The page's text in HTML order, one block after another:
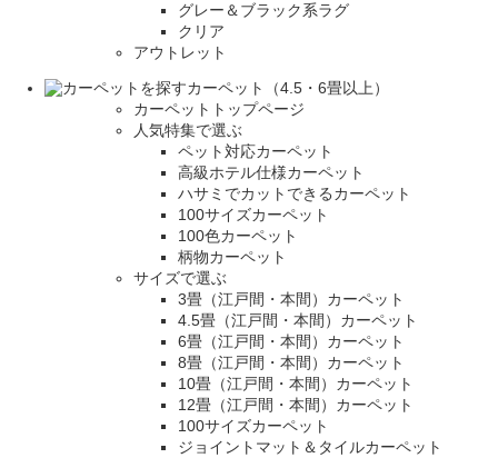
グレー＆ブラック系ラグ
クリア
アウトレット
カーペット（4.5・6畳以上）
カーペットトップページ
人気特集で選ぶ
ペット対応カーペット
高級ホテル仕様カーペット
ハサミでカットできるカーペット
100サイズカーペット
100色カーペット
柄物カーペット
サイズで選ぶ
3畳（江戸間・本間）カーペット
4.5畳（江戸間・本間）カーペット
6畳（江戸間・本間）カーペット
8畳（江戸間・本間）カーペット
10畳（江戸間・本間）カーペット
12畳（江戸間・本間）カーペット
100サイズカーペット
ジョイントマット＆タイルカーペット